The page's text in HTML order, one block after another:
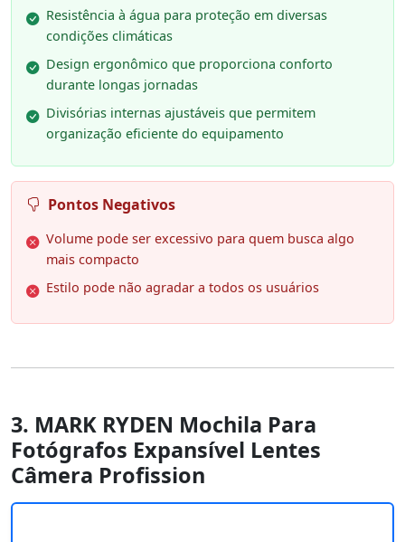
Resistência à água para proteção em diversas
condições climáticas
Design ergonômico que proporciona conforto
durante longas jornadas
Divisórias internas ajustáveis que permitem
organização eficiente do equipamento
Pontos Negativos
Volume pode ser excessivo para quem busca algo
mais compacto
Estilo pode não agradar a todos os usuários
3. MARK RYDEN Mochila Para
Fotógrafos Expansível Lentes
Câmera Profission